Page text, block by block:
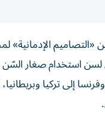
«التصاميم
استخدام صغار ‌السّن
إلى تركيا